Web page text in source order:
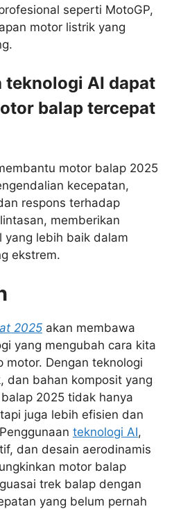
seperti MotoGP,
motor listrik yang
teknologi AI dapat
balap tercepat
motor balap 2025
kecepatan,
respons terhadap
memberikan
yang lebih baik dalam
ekstrem.
2025 akan membawa
yang mengubah cara kita
motor. Dengan teknologi
dan bahan komposit yang
2025 tidak hanya
juga lebih efisien dan
teknologi AI,
dan desain aerodinamis
motor balap
trek balap dengan
yang belum pernah